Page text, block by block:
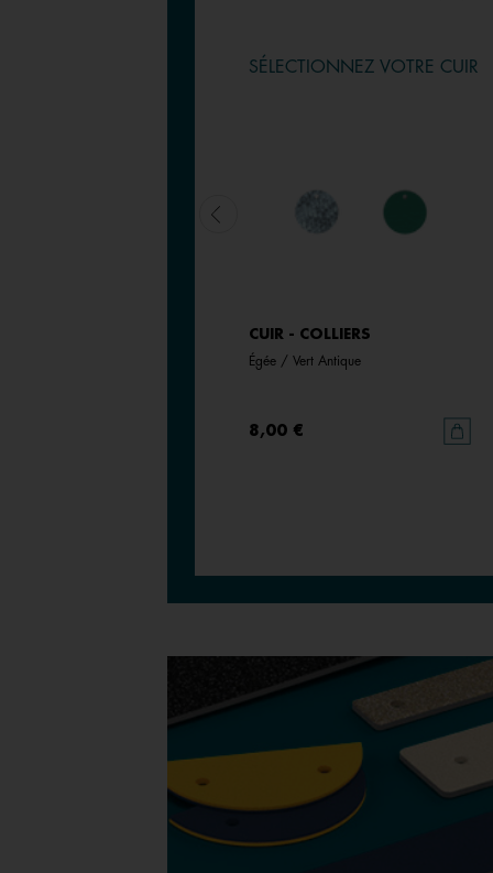
SÉLECTIONNEZ VOTRE CUIR
CUIR - COLLIERS
Égée / Vert Antique
8,00 €